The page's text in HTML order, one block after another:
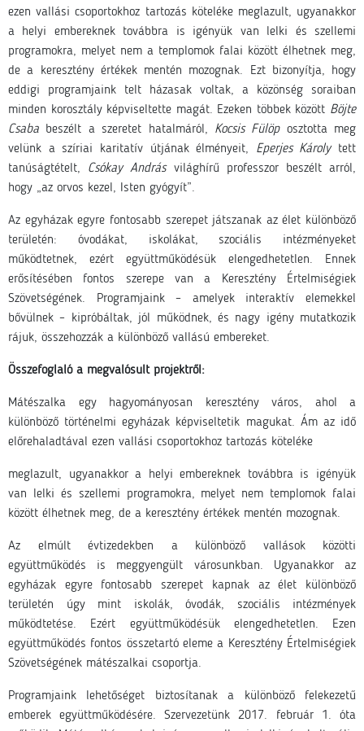
ezen vallási csoportokhoz tartozás köteléke meglazult, ugyanakkor
a helyi embereknek továbbra is igényük van lelki és szellemi
programokra, melyet nem a templomok falai között élhetnek meg,
de a keresztény értékek mentén mozognak. Ezt bizonyítja, hogy
eddigi programjaink telt házasak voltak, a közönség soraiban
minden korosztály képviseltette magát. Ezeken többek között Böjte
Csaba beszélt a szeretet hatalmáról, Kocsis Fülöposztotta meg
velünk a szíriai karitatív útjának élményeit, Eperjes Károlytett
tanúságtételt, Csókay Andrásvilághírű professzor beszélt arról,
hogy „az orvos kezel, Isten gyógyít”.
Az egyházak egyre fontosabb szerepet játszanak az élet különböző
területén: óvodákat, iskolákat, szociális intézményeket
működtetnek, ezért együttműködésük elengedhetetlen. Ennek
erősítésében fontos szerepe van a Keresztény Értelmiségiek
Szövetségének. Programjaink – amelyek interaktív elemekkel
bővülnek– kipróbáltak, jól működnek, és nagy igény mutatkozik
rájuk, összehozzák a különböző vallású embereket.
Összefoglaló a megvalósult projektről:
Mátészalka egy hagyományosan keresztény város, ahol a
különböző történelmi egyházak képviseltetik magukat. Ám az idő
előrehaladtával ezen vallási csoportokhoz tartozás köteléke
meglazult, ugyanakkor a helyi embereknek továbbra is igényük
van lelki és szellemi programokra, melyet nem templomok falai
között élhetnek meg, de a keresztény értékek mentén mozognak.
Az elmúlt évtizedekben a különböző vallások közötti
együttműködés is meggyengült városunkban. Ugyanakkor az
egyházak egyre fontosabb szerepet kapnak az élet különböző
területén úgy mint iskolák, óvodák, szociális intézmények
működtetése. Ezért együttműködésük elengedhetetlen. Ezen
együttműködés fontos összetartó eleme a Keresztény Értelmiségiek
Szövetségének mátészalkai csoportja.
Programjaink lehetőséget biztosítanak a különböző felekezetű
emberek együttműködésére. Szervezetünk 2017. február 1. óta